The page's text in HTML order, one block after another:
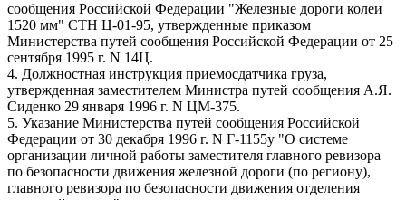
сообщения Российской Федерации "Железные дороги колеи
1520 мм" СТН Ц-01-95, утвержденные приказом
Министерства путей сообщения Российской Федерации от 25
сентября 1995 г. N 14Ц.
4. Должностная инструкция приемосдатчика груза,
утвержденная заместителем Министра путей сообщения А.Я.
Сиденко 29 января 1996 г. N ЦМ-375.
5. Указание Министерства путей сообщения Российской
Федерации от 30 декабря 1996 г. N Г-1155у "О системе
организации личной работы заместителя главного ревизора
по безопасности движения железной дороги (по региону),
главного ревизора по безопасности движения отделения